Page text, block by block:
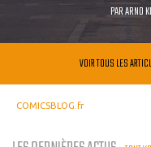
PARARNO
VOIR TOUS LES
COMICSBLOG.fr